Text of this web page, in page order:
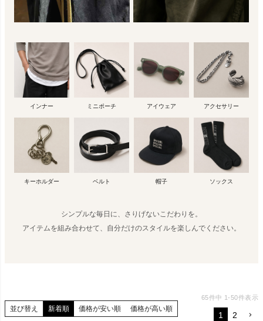
インナー ミニポーチ アイウェア アクセサリー
キーホルダー ベルト 帽子 ソックス
シンプルな毎日に、さりげないこだわりを。
アイテムを組み合わせて、自分だけのスタイルを楽しんでください。
並び替え 新着順 価格が安い順 価格が高い順
65件中 1-50件表示
1 2